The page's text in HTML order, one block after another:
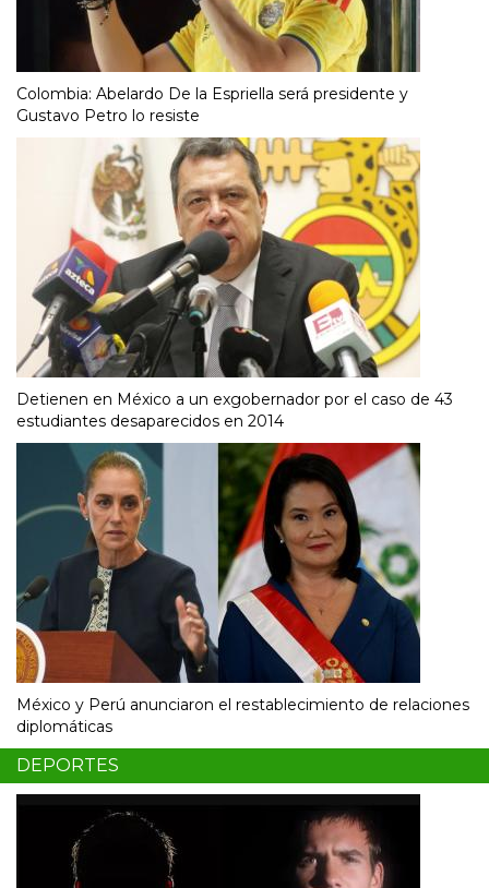
Colombia: Abelardo De la Espriella será presidente y
Gustavo Petro lo resiste
Detienen en México a un exgobernador por el caso de 43
estudiantes desaparecidos en 2014
México y Perú anunciaron el restablecimiento de relaciones
diplomáticas
DEPORTES